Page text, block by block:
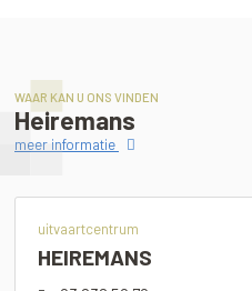
WAAR KAN U ONS VINDEN
Heiremans
meer informatie
uitvaartcentrum
HEIREMANS